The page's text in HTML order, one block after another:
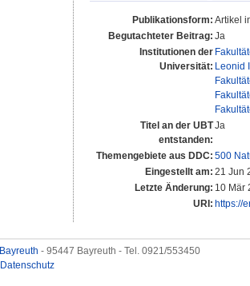
Publikationsform: Artikel
Begutachteter Beitrag: Ja
Institutionen der
Universität: Leonid
Titel an der UBT
entstanden:
Ja
Themengebiete aus DDC: 500
Eingestellt am: 21 Jun
Letzte Änderung: 10 Mär
URI: https://
- 95447 Bayreuth - Tel. 0921/553450
Datenschutz